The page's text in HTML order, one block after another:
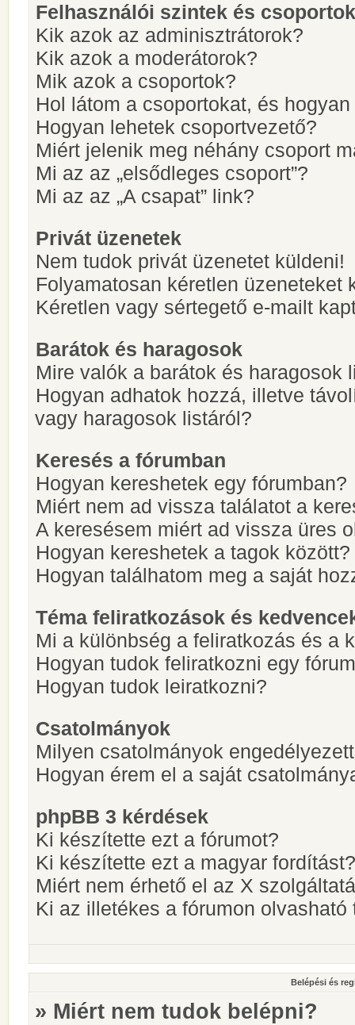
Felhasználói szintek és csoportok
Kik azok az adminisztrátorok?
Kik azok a moderátorok?
Mik azok a csoportok?
Hol látom a csoportokat, és
Hogyan lehetek csoportvezető?
Miért jelenik meg néhány csoport
Mi az az „elsődleges csoport”?
Mi az az „A csapat” link?
Privát üzenetek
Nem tudok privát üzenetet küldeni!
Folyamatosan kéretlen üzeneteket
Kéretlen vagy sértegető e-mailt
Barátok és haragosok
Mire valók a barátok és haragosok
Hogyan adhatok hozzá, illetve
vagy haragosok listáról?
Keresés a fórumban
Hogyan kereshetek egy fórumban?
Miért nem ad vissza találatot a
A keresésem miért ad vissza üres
Hogyan kereshetek a tagok között?
Hogyan találhatom meg a saját
Téma feliratkozások és
Mi a különbség a feliratkozás és a
Hogyan tudok feliratkozni egy
Hogyan tudok leiratkozni?
Csatolmányok
Milyen csatolmányok
Hogyan érem el a saját
phpBB 3 kérdések
Ki készítette ezt a fórumot?
Ki készítette ezt a magyar fordítást?
Miért nem érhető el az X
Ki az illetékes a fórumon
Belépési és
» Miért nem tudok belépni?